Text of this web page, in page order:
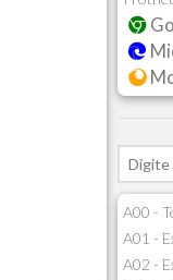
A00 -
A01 -
A02 -